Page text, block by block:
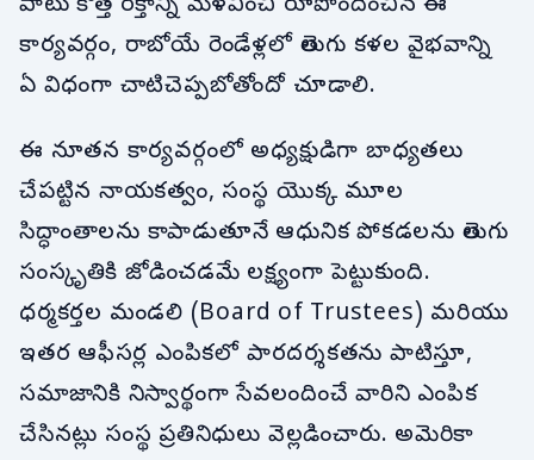
కార్యవర్గం, రాబోయే రెండేళ్లలో తెలుగు కళల వైభవాన్ని
ఏ విధంగా చాటిచెప్పబోతోందో చూడాలి.
ఈ నూతన కార్యవర్గంలో అధ్యక్షుడిగా బాధ్యతలు
చేపట్టిన నాయకత్వం, సంస్థ యొక్క మూల
సిద్ధాంతాలను కాపాడుతూనే ఆధునిక పోకడలను తెలుగు
సంస్కృతికి జోడించడమే లక్ష్యంగా పెట్టుకుంది.
ధర్మకర్తల మండలి (Board of Trustees) మరియు
ఇతర ఆఫీసర్ల ఎంపికలో పారదర్శకతను పాటిస్తూ,
సమాజానికి నిస్వార్థంగా సేవలందించే వారిని ఎంపిక
చేసినట్లు సంస్థ ప్రతినిధులు వెల్లడించారు. అమెరికా